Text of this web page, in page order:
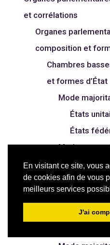
En visitant ce site, vous
de cookies afin de vous
meilleurs services
J'ai
et corrélations
Organes
composition et
Chambres
et formes d’État
Mode
États
États
Mode
États
États
Mode mixte
États